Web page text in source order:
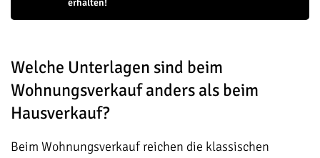
erhalten!
Welche Unterlagen sind beim
Wohnungsverkauf anders als beim
Hausverkauf?
Beim Wohnungsverkauf reichen die klassischen